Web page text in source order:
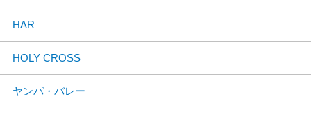
HAR
HOLY CROSS
ヤンパ・バレー